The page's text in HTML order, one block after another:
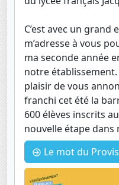
C’est avec un grand
m’adresse à vous
ma seconde année
notre établissement.
plaisir de vous
franchi cet été la
600 élèves inscrits
nouvelle étape dans
Le mot du